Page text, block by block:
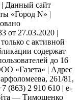
| Данный сайт
«Город N» |
от 27.03.2020 |
с активной
содержат
до 16
«Газета» | Адрес
261/81,
(863) 2 910 610 | e-
— Тимошенко